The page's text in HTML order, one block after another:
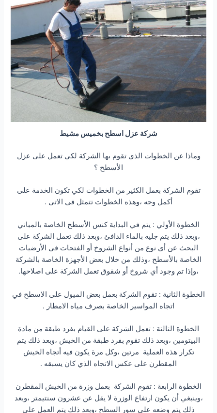
شركة عزل اسطح بخميس مشيط
وماذا عن الخطوات الذي تقوم بها الشركة لكي تعمل على عزل
الأسطح ؟
تقوم الشركة بعمل الكثير من الخطوات لكي تكون الخدمة على
أكمل وجه ،وهذه الخطوات تتمثل في الاتي .
الخطوة الأولي : يتم في البداية كنس الأسطح الخاصة بالمباني
،وبعد ذلك يتم جليه بالماء الدافئ ،وبعد ذلك تعمل الشركة على
البحث عن أي نوع من أنواع الشروخ أو الفتحات في الأرضيات
الخاصة بالأسطح ،وذلك من خلال بعض الأجهزة الخاصة بالشركة
،وإذا تم وجود أي شروخ أو شقوق تعمل الشركة على اصلاحها.
الخطوة الثانية : تقوم الشركة بعمل بعض الميول على الاسطح في
اتجاه المواسير الخاصة بصرف مياه الامطار .
الخطوة الثالثة : تعمل الشركة على القيام بفرد طبقة من مادة
البيتومين ،وبعد ذلك تقوم بفرد طبقة من الخيش ،وبعد ذلك يتم
تكرار هذه العملية مرتين ،وكل مرة يكون فيه أتجاه الخيش
المقطرن على عكس الاتجاه الذي كان يسبقه .
الخطوة الرابعة : تقوم الشركة بعمل وزرة من الخيش المقطرن
،وينبغي أن يكون ارتفاع الوزرة لا يقل عن عشرون سنتيمتر ،وبعد
ذلك يتم وضعه على سور السطح ،وبعد ذلك يتم العمل على